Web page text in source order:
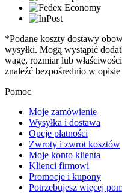
*Podane koszty dostawy
wysyłki. Mogą wystąpić
wagę, rozmiar lub
znaleźć bezpośrednio w
Pomoc
Moje zamówienie
Wysyłka i dostawa
Opcje płatności
Zwroty i zwrot kosztów
Moje konto klienta
Klienci firmowi
Promocje i kupony
Potrzebujesz więcej